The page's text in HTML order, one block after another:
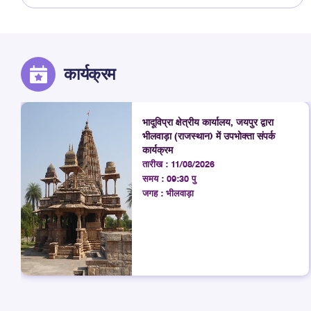
कार्यक्रम
भादूविप्रा क्षेत्रीय कार्यालय, जयपुर द्वारा
भीलवाड़ा (राजस्थान) में उपभोक्ता संपर्क
कार्यक्रम
तारीख : 11/08/2026
समय : 09:30 पु
जगह : भीलवाड़ा